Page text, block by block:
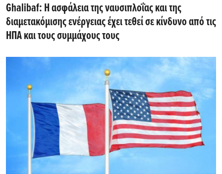
Ghalibaf: Η ασφάλεια της ναυσιπλοΐας και της
διαμετακόμισης ενέργειας έχει τεθεί σε κίνδυνο από τις
ΗΠΑ και τους συμμάχους τους